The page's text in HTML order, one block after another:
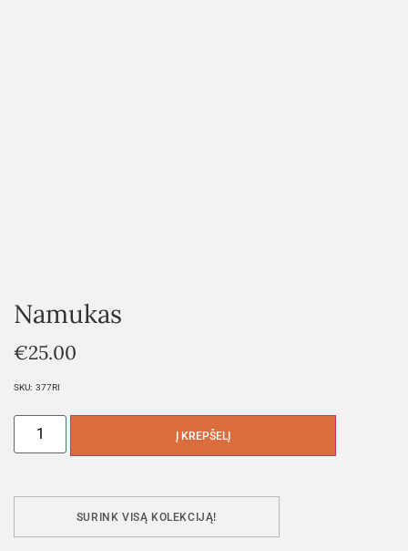
Namukas
€25.00
SKU: 377RI
Į KREPŠELĮ
SURINK VISĄ KOLEKCIJĄ!